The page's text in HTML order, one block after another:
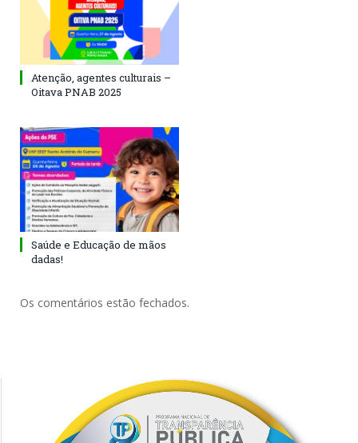
Atenção, agentes culturais –
Oitava PNAB 2025
Saúde e Educação de mãos
dadas!
Os comentários estão fechados.